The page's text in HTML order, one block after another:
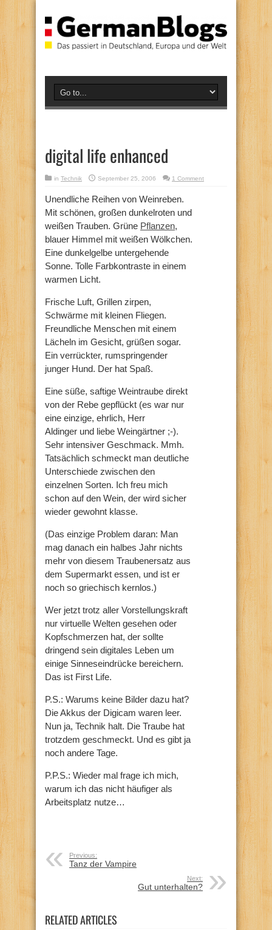
digital life enhanced
in Technik September 25, 2006 1 Comment
Unendliche Reihen von Weinreben.
Mit schönen, großen dunkelroten und
weißen Trauben. Grüne Pflanzen,
blauer Himmel mit weißen Wölkchen.
Eine dunkelgelbe untergehende
Sonne. Tolle Farbkontraste in einem
warmen Licht.
Frische Luft, Grillen zirpen,
Schwärme mit kleinen Fliegen.
Freundliche Menschen mit einem
Lächeln im Gesicht, grüßen sogar.
Ein verrückter, rumspringender
junger Hund. Der hat Spaß.
Eine süße, saftige Weintraube direkt
von der Rebe gepflückt (es war nur
eine einzige, ehrlich, Herr
Aldinger und liebe Weingärtner ;-).
Sehr intensiver Geschmack. Mmh.
Tatsächlich schmeckt man deutliche
Unterschiede zwischen den
einzelnen Sorten. Ich freu mich
schon auf den Wein, der wird sicher
wieder gewohnt klasse.
(Das einzige Problem daran: Man
mag danach ein halbes Jahr nichts
mehr von diesem Traubenersatz aus
dem Supermarkt essen, und ist er
noch so griechisch kernlos.)
Wer jetzt trotz aller Vorstellungskraft
nur virtuelle Welten gesehen oder
Kopfschmerzen hat, der sollte
dringend sein digitales Leben um
einige Sinneseindrücke bereichern.
Das ist First Life.
P.S.: Warums keine Bilder dazu hat?
Die Akkus der Digicam waren leer.
Nun ja, Technik halt. Die Traube hat
trotzdem geschmeckt. Und es gibt ja
noch andere Tage.
P.P.S.: Wieder mal frage ich mich,
warum ich das nicht häufiger als
Arbeitsplatz nutze…
Previous:
Tanz der Vampire
Next:
Gut unterhalten?
RELATED ARTICLES